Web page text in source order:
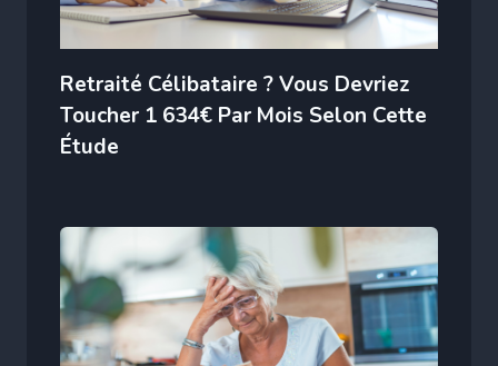
Retraité Célibataire ? Vous Devriez
Toucher 1 634€ Par Mois Selon Cette
Étude